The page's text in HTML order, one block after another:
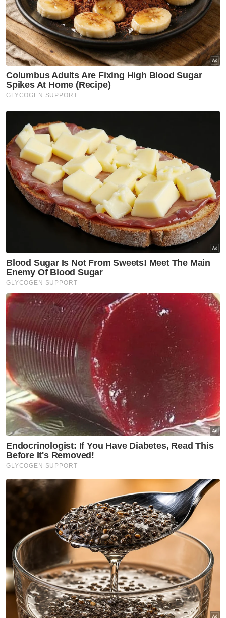
“Saya tidak fikir kami memiliki pemain terbaik
di dunia dalam pasukan kami. Tetapi saya
percaya dengan kekuatan sepasukan dan
dari segi taktik. Saya percaya kami boleh
pergi jauh.
kami mungkin boleh muncul juara dunia pada
hujung kejohanan ini nanti,” katanya.
Untuk rekod, Belanda tidak pernah kalah
dalam empat perlawanan menentang lawan
dari Afrika pada pusingan akhir, manakala
Senegal menang dua dan seri sekali
menentang pasukan Eropah di peringkat
Artikel Berkaitan:
750 pegawai, anggota polis kawal keselamatan
perlawanan akhir Piala FA
750 pegawai, anggota polis ditugaskan pada
perlawanan akhir Piala FA
Tembakan rambang: Penganjuran Piala Dunia
Wanita FIFA diteruskan
Muat turun aplikasi Sinar Harian. Klik di sini!
Piala Dunia Qatar 2022
Senegal
Artikel Disyorkan
Sukan
Mohamed Salah sertai
Trabzonspor, terima €17 juta
semusim
Sukan
Jasa Darshan diiktiraf
Thailand